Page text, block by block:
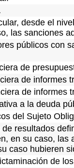
desde el
las sanciones
públicos con
de
de informes
de informes
a la deuda
del Sujeto
resultados
en su caso,
caso hubieren
de